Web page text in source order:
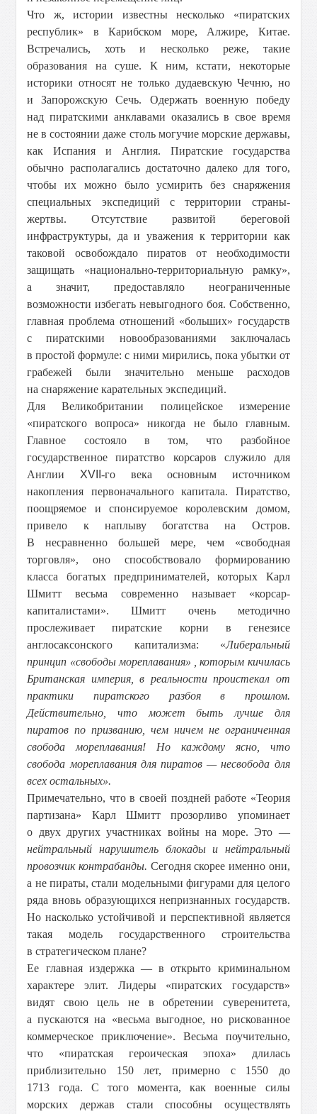
Что ж, истории известны несколько «пиратских
республик» в Карибском море, Алжире, Китае.
Встречались, хоть и несколько реже, такие
образования на суше. К ним, кстати, некоторые
историки относят не только дудаевскую Чечню, но
и Запорожскую Сечь. Одержать военную победу
над пиратскими анклавами оказались в свое время
не в состоянии даже столь могучие морские державы,
как Испания и Англия. Пиратские государства
обычно располагались достаточно далеко для того,
чтобы их можно было усмирить без снаряжения
специальных экспедиций с территории страны-
жертвы. Отсутствие развитой береговой
инфраструктуры, да и уважения к территории как
таковой освобождало пиратов от необходимости
защищать «национально-территориальную рамку»,
а значит, предоставляло неограниченные
возможности избегать невыгодного боя. Собственно,
главная проблема отношений «больших» государств
с пиратскими новообразованиями заключалась
в простой формуле: с ними мирились, пока убытки от
грабежей были значительно меньше расходов
на снаряжение карательных экспедиций.
Для Великобритании полицейское измерение
«пиратского вопроса» никогда не было главным.
Главное состояло в том, что разбойное
государственное пиратство корсаров служило для
Англии XVII -го века основным источником
накопления первоначального капитала. Пиратство,
поощряемое и спонсируемое королевским домом,
привело к наплыву богатства на Остров.
В несравненно большей мере, чем «свободная
торговля», оно способствовало формированию
класса богатых предпринимателей, которых Карл
Шмитт весьма современно называет «корсар-
капиталистами». Шмитт очень методично
прослеживает пиратские корни в генезисе
англосаксонского капитализма: «Либеральный
принцип «свободы мореплавания» , которым кичилась
Британская империя, в реальности проистекал от
практики пиратского разбоя в прошлом.
Действительно, что может быть лучше для
пиратов по призванию, чем ничем не ограниченная
свобода мореплавания! Но каждому ясно, что
свобода мореплавания для пиратов — несвобода для
всех остальных».
Примечательно, что в своей поздней работе «Теория
партизана» Карл Шмитт прозорливо упоминает
о двух других участниках войны на море. Это —
нейтральный нарушитель блокады и нейтральный
провозчик контрабанды. Сегодня скорее именно они,
а не пираты, стали модельными фигурами для целого
ряда вновь образующихся непризнанных государств.
Но насколько устойчивой и перспективной является
такая модель государственного строительства
в стратегическом плане?
Ее главная издержка — в открыто криминальном
характере элит. Лидеры «пиратских государств»
видят свою цель не в обретении суверенитета,
а пускаются на «весьма выгодное, но рискованное
коммерческое приключение». Весьма поучительно,
что «пиратская героическая эпоха» длилась
приблизительно 150 лет, примерно с 1550 до
1713 года. С того момента, как военные силы
морских держав стали способны осуществлять